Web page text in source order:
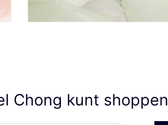
Chong kunt shoppen